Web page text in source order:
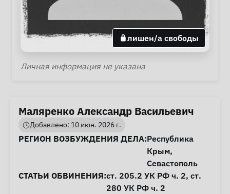
лишен/а свободы
Личная информация
Личная информация не указана
Маляренко Александр Васильевич
Добавлено: 10 июн. 2026 г.
Информация о деле
РЕГИОН ВОЗБУЖДЕНИЯ ДЕЛА:Республика
Крым,
Севастополь
СТАТЬИ ОБВИНЕНИЯ:ст. 205.2 УК РФ ч. 2, ст.
280 УК РФ ч. 2